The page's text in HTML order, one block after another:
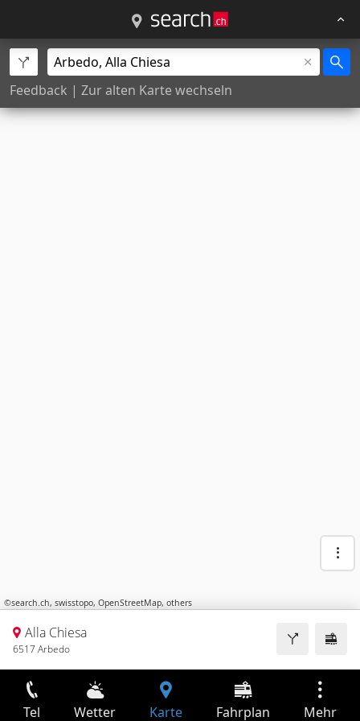
Feedback | Zur alten Karte wechseln
©search.ch, swisstopo, OpenStreetMap, others
Alla Chiesa
6517 Arbedo
Tel Wetter Karte Fahrplan Mehr